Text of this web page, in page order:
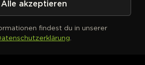
definiert
Alle akzeptieren
findest du in unserer